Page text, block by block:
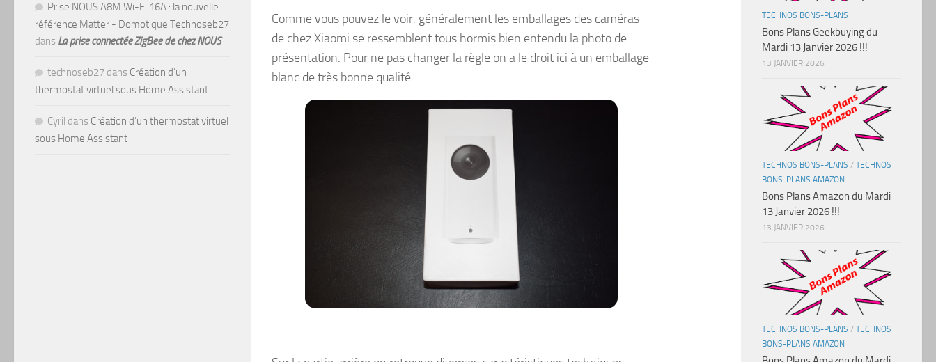
Comme vous pouvez le voir, généralement les emballages des caméras
de chez Xiaomi se ressemblent tous hormis bien entendu la photo de
présentation. Pour ne pas changer la règle on a le droit ici à un emballage
blanc de très bonne qualité.
Prise NOUS A8M Wi-Fi 16A : la nouvelle
référence Matter - Domotique Technoseb27
dans La prise connectée ZigBee de chez NOUS
technoseb27 dans Création d’un
thermostat virtuel sous Home Assistant
Cyril dans Création d’un thermostat virtuel
sous Home Assistant
TECHNOS BONS-PLANS
Bons Plans Geekbuying du
Mardi 13 Janvier 2026 !!!
13 JANVIER 2026
TECHNOS BONS-PLANS / TECHNOS
BONS-PLANS AMAZON
Bons Plans Amazon du Mardi
13 Janvier 2026 !!!
13 JANVIER 2026
TECHNOS BONS-PLANS / TECHNOS
BONS-PLANS AMAZON